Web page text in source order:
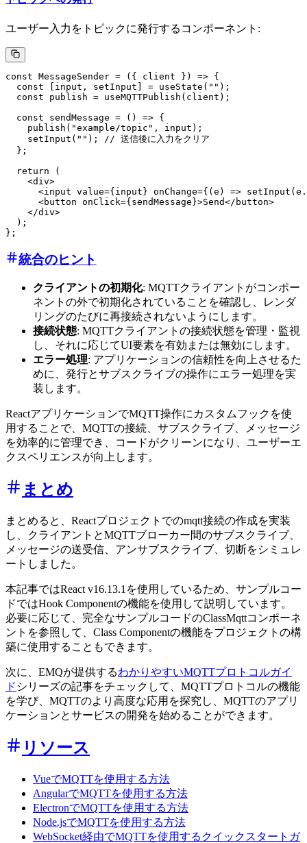
ユーザー入力をトピックに発行するコンポーネント:
const MessageSender = ({ client }) => {
const [input, setInput] = useState("");
const publish = useMQTTPublish(client);
const sendMessage = () => {
publish("example/topic", input);
setInput(""); // 送信後に入力をクリア
  };
return (
<div>
<input value={input} onChange={(e) =>
<button onClick={sendMessage}>Send</button>
</div>
  );
統合のヒント
クライアントの初期化: MQTTクライアントがコンポー
ネントの外で初期化されていることを確認し、レンダ
リングのたびに再接続されないようにします。
接続状態: MQTTクライアントの接続状態を管理・監視
し、それに応じてUI要素を有効または無効にします。
エラー処理: アプリケーションの信頼性を向上させるた
めに、発行とサブスクライブの操作にエラー処理を実
装します。
ReactアプリケーションでMQTT操作にカスタムフックを使
用することで、MQTTの接続、サブスクライブ、メッセージ
を効率的に管理でき、コードがクリーンになり、ユーザーエ
クスペリエンスが向上します。
まとめ
まとめると、Reactプロジェクトでのmqtt接続の作成を実装
し、クライアントとMQTTブローカー間のサブスクライブ、
メッセージの送受信、アンサブスクライブ、切断をシミュレ
ートしました。
本記事ではReact v16.13.1を使用しているため、サンプルコー
ドではHook Componentの機能を使用して説明しています。
必要に応じて、完全なサンプルコードのClassMqttコンポーネ
ントを参照して、Class Componentの機能をプロジェクトの構
築に使用することもできます。
次に、EMQが提供するわかりやすいMQTTプロトコルガイ
ド シリーズの記事をチェックして、MQTTプロトコルの機能
を学び、MQTTのより高度な応用を探究し、MQTTのアプリ
ケーションとサービスの開発を始めることができます。
リソース
VueでMQTTを使用する方法
AngularでMQTTを使用する方法
ElectronでMQTTを使用する方法
Node.jsでMQTTを使用する方法
WebSocket経由でMQTTを使用するクイックスタートガ